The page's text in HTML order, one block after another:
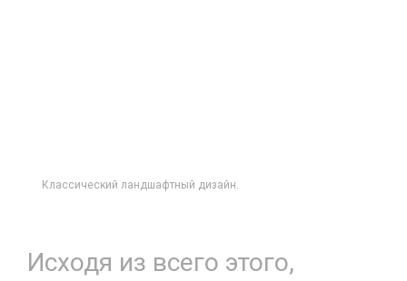
Классический ландшафтный дизайн.
Исходя из всего этого,